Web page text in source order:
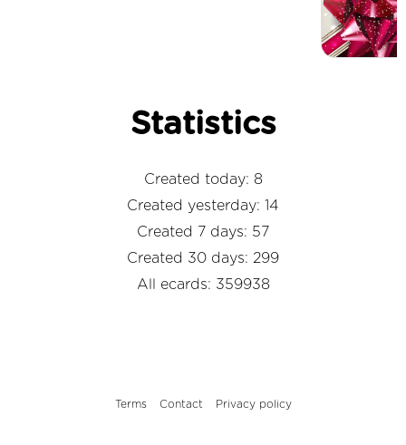
Statistics
Created today: 8
Created yesterday: 14
Created 7 days: 57
Created 30 days: 299
All ecards: 359938
Terms Contact Privacy policy